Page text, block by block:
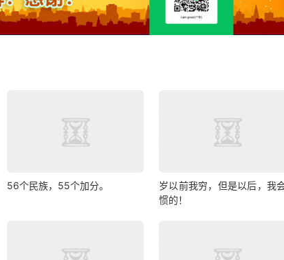
56个民族，55个加分。
岁以前我穷，但是以后，我
惯的！